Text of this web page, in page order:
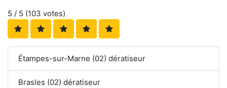
5 / 5 (103 votes)
Étampes-sur-Marne (02) dératiseur
Brasles (02) dératiseur